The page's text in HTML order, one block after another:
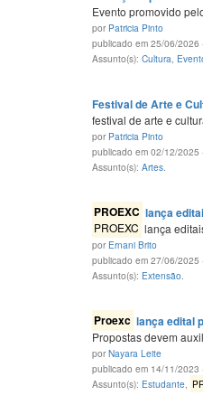
Evento promovido
por Patricia Pinto
publicado em 25/06/
Assunto(s): Cultura
Festival de Arte e
festival de arte e
por Patricia Pinto
publicado em 02/12/2025
Assunto(s): Artes
PROEXC lança
PROEXC lança
por Ernani Brito
publicado em 27/06/
Assunto(s): Extensão
Proexc lança edital
Propostas devem
porNayara Leite
publicado em 14/11/2023
Assunto(s): Estudante